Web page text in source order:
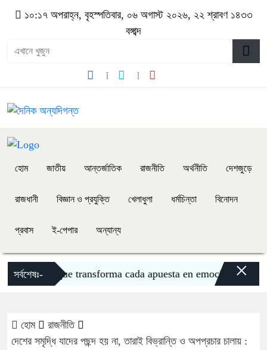
১০:১৭ অপরাহ্ন, বৃহস্পতিবার, ০৬ অগাস্ট ২০২৬, ২২ শ্রাবণ ১৪৩৩
বঙ্গাব্দ
হোম জাতীয় আন্তর্জাতিক রাজনীতি অর্থনীতি দেশজুড়ে
রাজধানী বিজ্ঞান ও প্রযুক্তি খেলাধুলা ধর্মচিন্তা বিনোদন
প্রবাস ই-পেপার অন্যান্য
সর্বশেষঃ-
pasión que transforma cada apuesta en emoción pura
×
হোম
রাজনীতি
দেশের সমৃদ্ধি যাদের পছন্দ হয় না, তারাই বিভ্রান্তি ও অপপ্রচার চালায় :